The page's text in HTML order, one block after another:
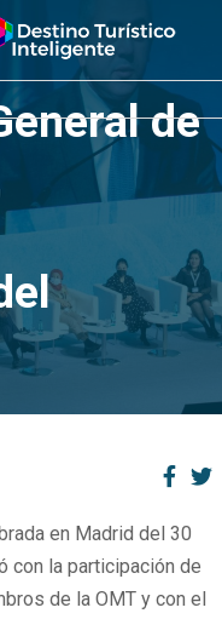
de
en Madrid del 30
con la participación de
de la OMT y con el